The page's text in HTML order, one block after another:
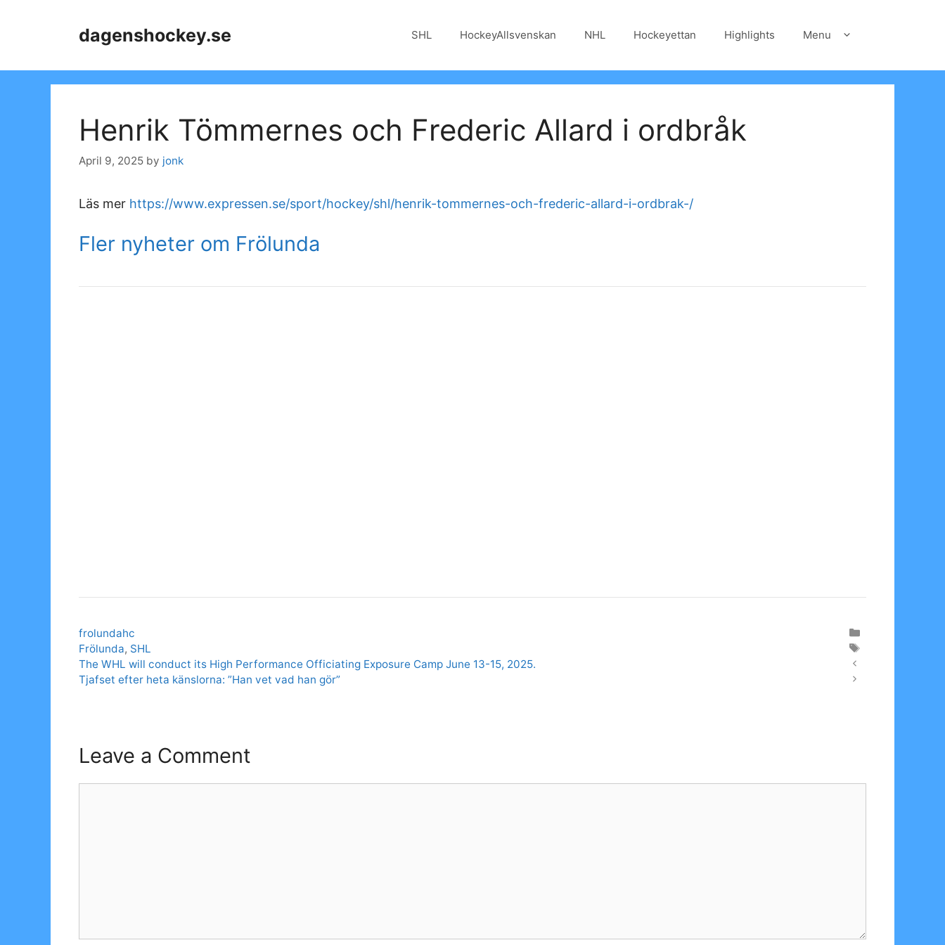
dagenshockey.se SHL HockeyAllsvenskan NHL Hockeyettan Highlights Menu
Henrik Tömmernes och Frederic Allard i ordbråk
April 9, 2025 by jonk
Läs mer https://www.expressen.se/sport/hockey/shl/henrik-tommernes-och-frederic-allard-i-ordbrak-/
Fler nyheter om Frölunda
Categories
frolundahc
Tags
Frölunda, SHL
The WHL will conduct its High Performance Officiating Exposure Camp June 13-15, 2025.
Tjafset efter heta känslorna: ”Han vet vad han gör”
Leave a Comment